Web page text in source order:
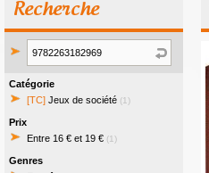
Recherche
Catégorie
[TC] Jeux de société (1)
Prix
Entre 16 € et 19 € (1)
Genres